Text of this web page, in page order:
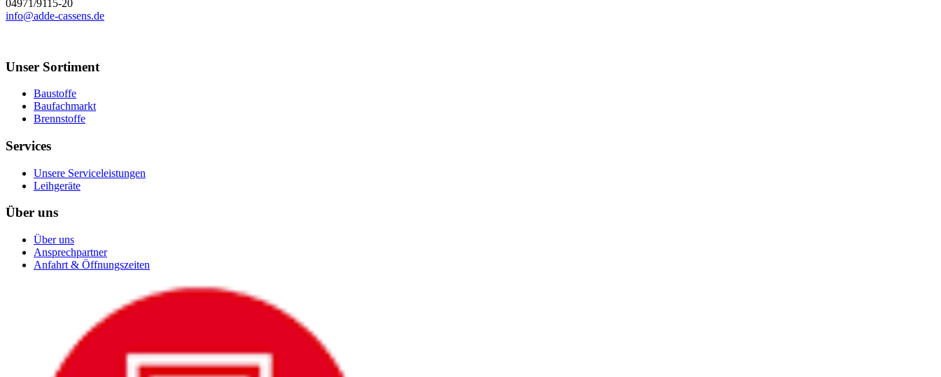
04971/9115-20
info@adde-cassens.de
Unser Sortiment
Baustoffe
Baufachmarkt
Brennstoffe
Services
Unsere Serviceleistungen
Leihgeräte
Über uns
Über uns
Ansprechpartner
Anfahrt & Öffnungszeiten